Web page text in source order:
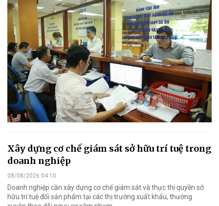
Xây dựng cơ chế giám sát sở hữu trí tuệ trong
doanh nghiệp
08/08/2026 04:10
Doanh nghiệp cần xây dựng cơ chế giám sát và thực thi quyền sở
hữu trí tuệ đối sản phẩm tại các thị trường xuất khẩu, thường